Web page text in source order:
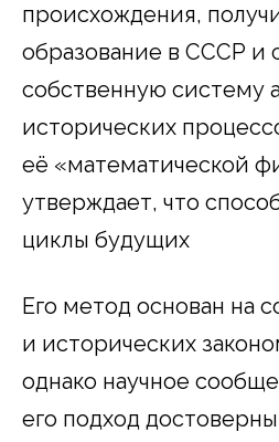
происхождения,
образование в СССР и
собственную систему
исторических
её «математической
утверждает, что
циклы будущих
Его метод основан на
и исторических
однако научное
его подход